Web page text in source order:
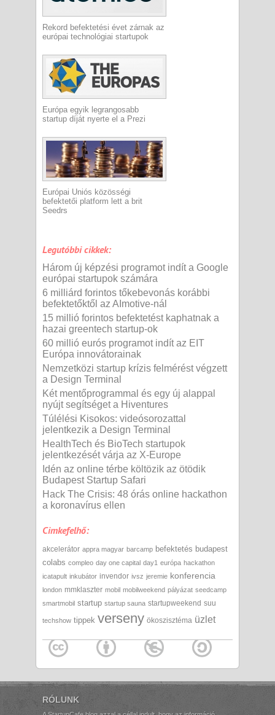
Rekord befektetési évet zárnak az
európai technológiai startupok
Európa egyik legrangosabb
startup díját nyerte el a Prezi
Európai Uniós közösségi
befektetői platform lett a brit
Seedrs
Legutóbbi cikkek:
Három új képzési programot indít a Google
európai startupok számára
6 milliárd forintos tőkebevonás korábbi
befektetőktől az AImotive-nál
15 millió forintos befektetést kaphatnak a
hazai greentech startup-ok
60 millió eurós programot indít az EIT
Európa innovátorainak
Nemzetközi startup krízis felmérést végzett
a Design Terminal
Két mentőprogrammal és egy új alappal
nyújt segítséget a Hiventures
Túlélési Kisokos: videósorozattal
jelentkezik a Design Terminal
HealthTech és BioTech startupok
jelentkezését várja az X-Europe
Idén az online térbe költözik az ötödik
Budapest Startup Safari
Hack The Crisis: 48 órás online hackathon
a koronavírus ellen
Cimkefelhő:
akcelerátor appra magyar barcamp befektetés budapest
colabs compleo day one capital day1 európa hackathon
icatapult inkubátor invendor ivsz jeremie konferencia
london mmklaszter mobil mobilweekend pályázat seedcamp
smartmobil startup startup sauna startupweekend suu
techshow tippek verseny ökoszisztéma üzlet
RÓLUNK